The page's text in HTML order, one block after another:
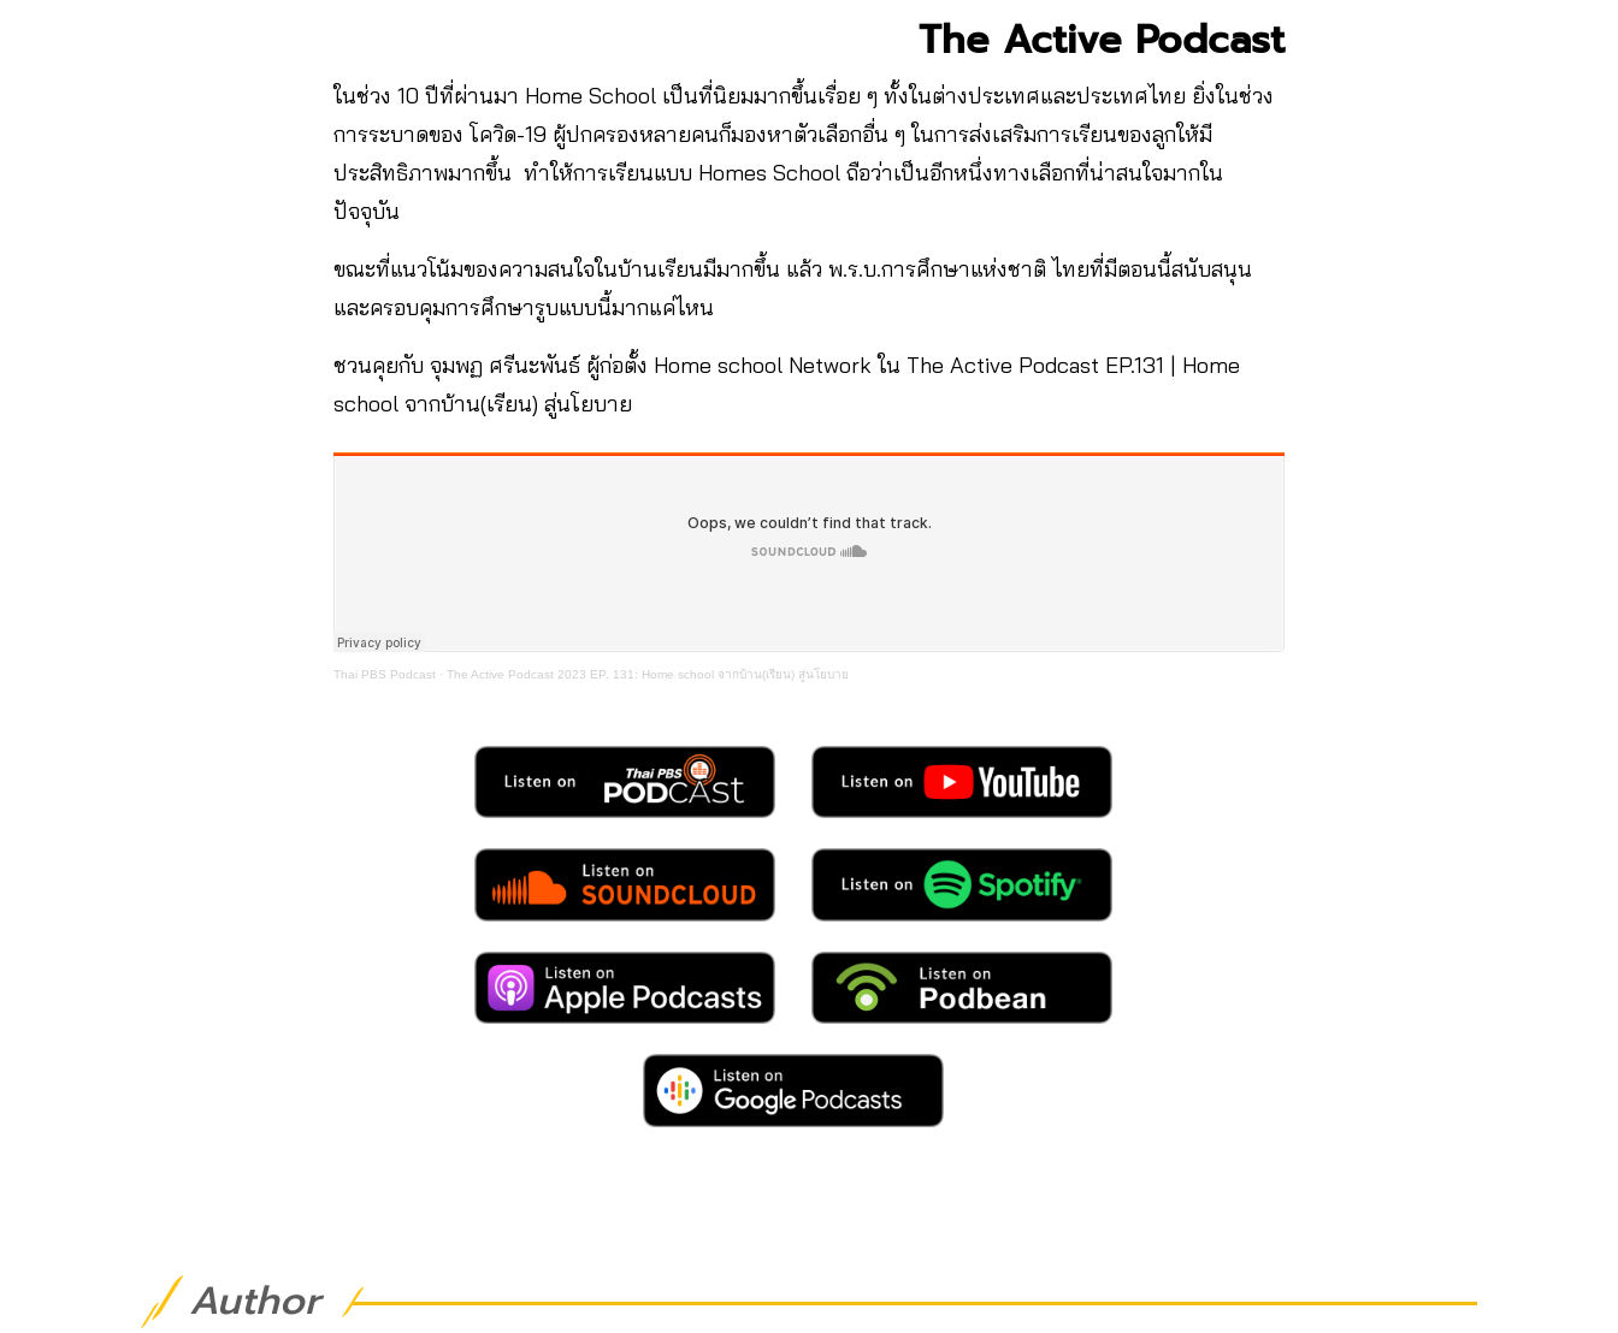
The Active Podcast
ในช่วง 10 ปีที่ผ่านมา Home School เป็นที่นิยมมากขึ้นเรื่อย ๆ ทั้งในต่างประเทศและประเทศไทย ยิ่งในช่วง
การระบาดของ โควิด-19 ผู้ปกครองหลายคนก็มองหาตัวเลือกอื่น ๆ ในการส่งเสริมการเรียนของลูกให้มี
ประสิทธิภาพมากขึ้น ทำให้การเรียนแบบ Homes School ถือว่าเป็นอีกหนึ่งทางเลือกที่น่าสนใจมากใน
ปัจจุบัน
ขณะที่แนวโน้มของความสนใจในบ้านเรียนมีมากขึ้น แล้ว พ.ร.บ.การศึกษาแห่งชาติ ไทยที่มีตอนนี้สนับสนุน
และครอบคุมการศึกษารูบแบบนี้มากแค่ไหน
ชวนคุยกับ จุมพฏ ศรีนะพันธ์ ผู้ก่อตั้ง Home school Network ใน The Active Podcast EP.131 | Home
school จากบ้าน(เรียน) สู่นโยบาย
Thai PBS Podcast · The Active Podcast 2023 EP. 131: Home school จากบ้าน(เรียน) สู่นโยบาย
Author